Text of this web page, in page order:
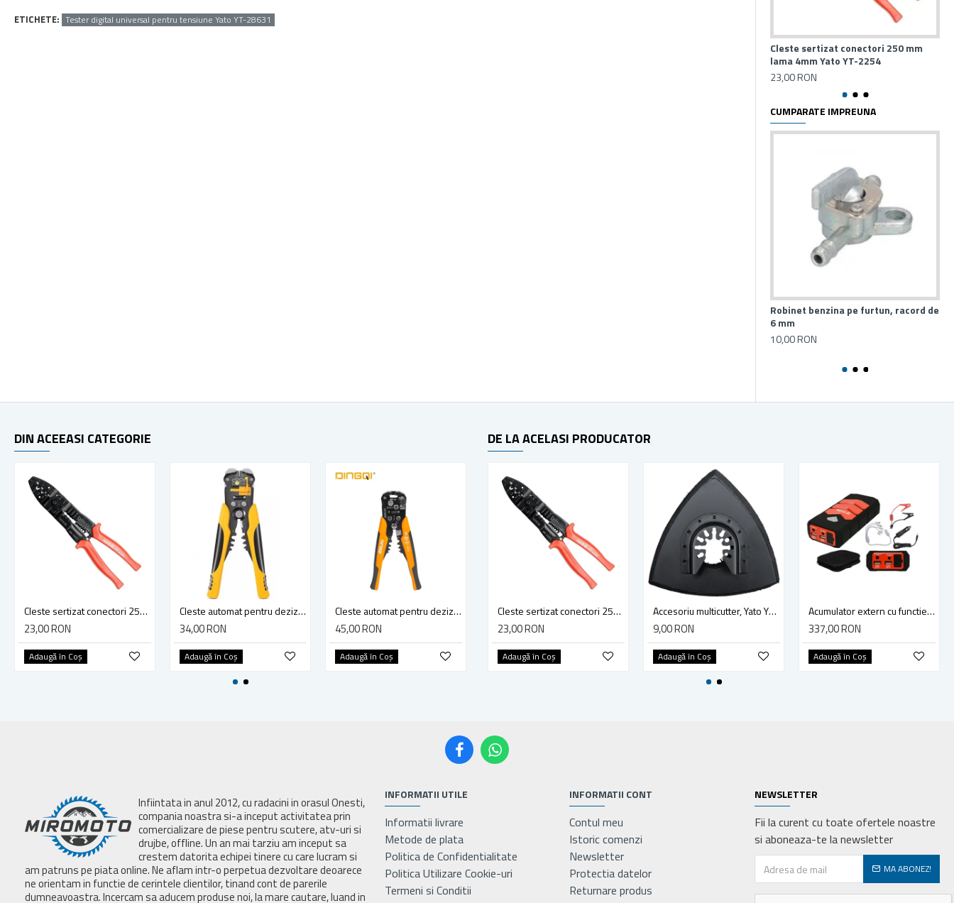
ETICHETE: Tester digital universal pentru tensiune Yato YT-28631
Cleste sertizat conectori 250 mm
lama 4mm Yato YT-2254
23,00 RON
CUMPARATE IMPREUNA
Robinet benzina pe furtun, racord de
6 mm
10,00 RON
DIN ACEEASI CATEGORIE
Cleste sertizat conectori 250 mm lama 4mm Yato YT-2254
23,00 RON
Adaugă în Coş
Cleste automat pentru dezizolat, taiere si sertizare, Bebona ET12108
34,00 RON
Adaugă în Coş
Cleste automat pentru dezizolat, taiere si sertizare, DINGQI FG01001
45,00 RON
Adaugă în Coş
Cleste de dezizolat cabluri electrice 160mm YATO YT-2031
17,00 RON
Adaugă în Coş
Cleste de sertizat conectori cu 6 capete, Yato YT-2245
285,00 RON
Adaugă în Coş
DE LA ACELASI PRODUCATOR
Cleste sertizat conectori 250 mm lama 4mm Yato YT-2254
23,00 RON
Adaugă în Coş
Accesoriu multicutter, Yato YT-34689, sistem Yato Quick Release, slefuire, 90 mm, ceramica, abrazive
9,00 RON
Adaugă în Coş
Acumulator extern cu functie booster Yato YT-83081 (pornire/incarcare auto), Li-Po, 9000 mAh, YT-83081
337,00 RON
Adaugă în Coş
Infiintata in anul 2012, cu radacini in orasul Onesti,
compania noastra si-a inceput activitatea prin
comercializare de piese pentru scutere, atv-uri si
drujbe, offline. Un an mai tarziu am inceput sa
crestem datorita echipei tinere cu care lucram si
am patruns pe piata online. Ne aflam intr-o perpetua dezvoltare deoarece
ne orientam in functie de cerintele clientilor, tinand cont de parerile
dumneavoastra. Incercam sa aducem produse noi, la mare cautare, luand in
INFORMATII UTILE
Informatii livrare
Metode de plata
Politica de Confidentialitate
Politica Utilizare Cookie-uri
Termeni si Conditii
INFORMATII CONT
Contul meu
Istoric comenzi
Newsletter
Protectia datelor
Returnare produs
NEWSLETTER
Fii la curent cu toate ofertele noastre
si aboneaza-te la newsletter
MA ABONEZ!